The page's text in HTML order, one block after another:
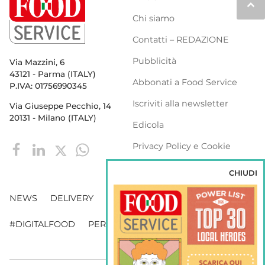
keyboard_arrow_up
Via Mazzini, 6
43121 - Parma (ITALY)
P.IVA: 01756990345
Via Giuseppe Pecchio, 14
20131 - Milano (ITALY)
Chi siamo
Contatti – REDAZIONE
Pubblicità
Abbonati a Food Service
Iscriviti alla newsletter
Edicola
Privacy Policy e Cookie
NEWS DELIVERY DISTRIBUZIONE
#DIGITALFOOD PERSONE WEBINAR VENDING
CHIUDI